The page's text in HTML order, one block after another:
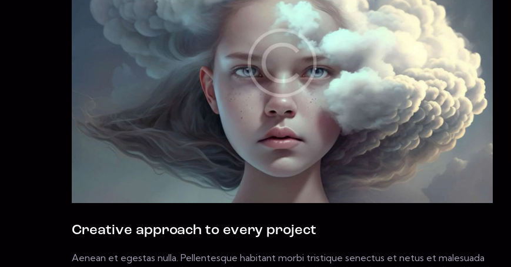
Creative approach to every project
Aenean et egestas nulla. Pellentesque habitant morbi tristique senectus et netus et malesuada